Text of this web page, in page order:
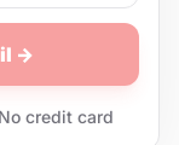
→
credit card